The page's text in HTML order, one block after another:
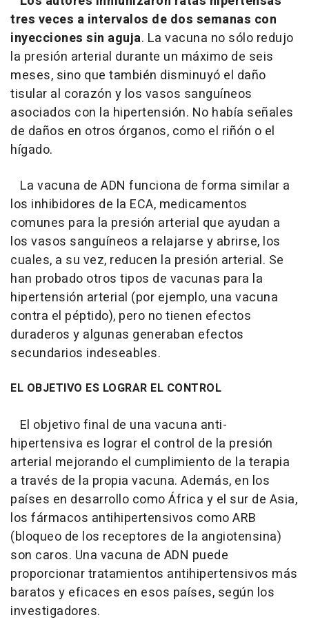
tres veces a intervalos de dos semanas con
inyecciones sin aguja. La vacuna no sólo redujo
la presión arterial durante un máximo de seis
meses, sino que también disminuyó el daño
tisular al corazón y los vasos sanguíneos
asociados con la hipertensión. No había señales
de daños en otros órganos, como el riñón o el
hígado.
La vacuna de ADN funciona de forma similar a
los inhibidores de la ECA, medicamentos
comunes para la presión arterial que ayudan a
los vasos sanguíneos a relajarse y abrirse, los
cuales, a su vez, reducen la presión arterial. Se
han probado otros tipos de vacunas para la
hipertensión arterial (por ejemplo, una vacuna
contra el péptido), pero no tienen efectos
duraderos y algunas generaban efectos
secundarios indeseables.
EL OBJETIVO ES LOGRAR EL CONTROL
El objetivo final de una vacuna anti-
hipertensiva es lograr el control de la presión
arterial mejorando el cumplimiento de la terapia
a través de la propia vacuna. Además, en los
países en desarrollo como África y el sur de Asia,
los fármacos antihipertensivos como ARB
(bloqueo de los receptores de la angiotensina)
son caros. Una vacuna de ADN puede
proporcionar tratamientos antihipertensivos más
baratos y eficaces en esos países, según los
investigadores.